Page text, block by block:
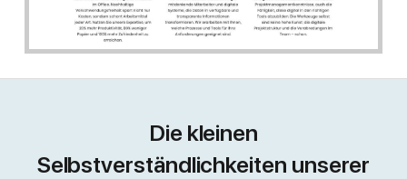
Die kleinen
Selbstverständlichkeiten unserer